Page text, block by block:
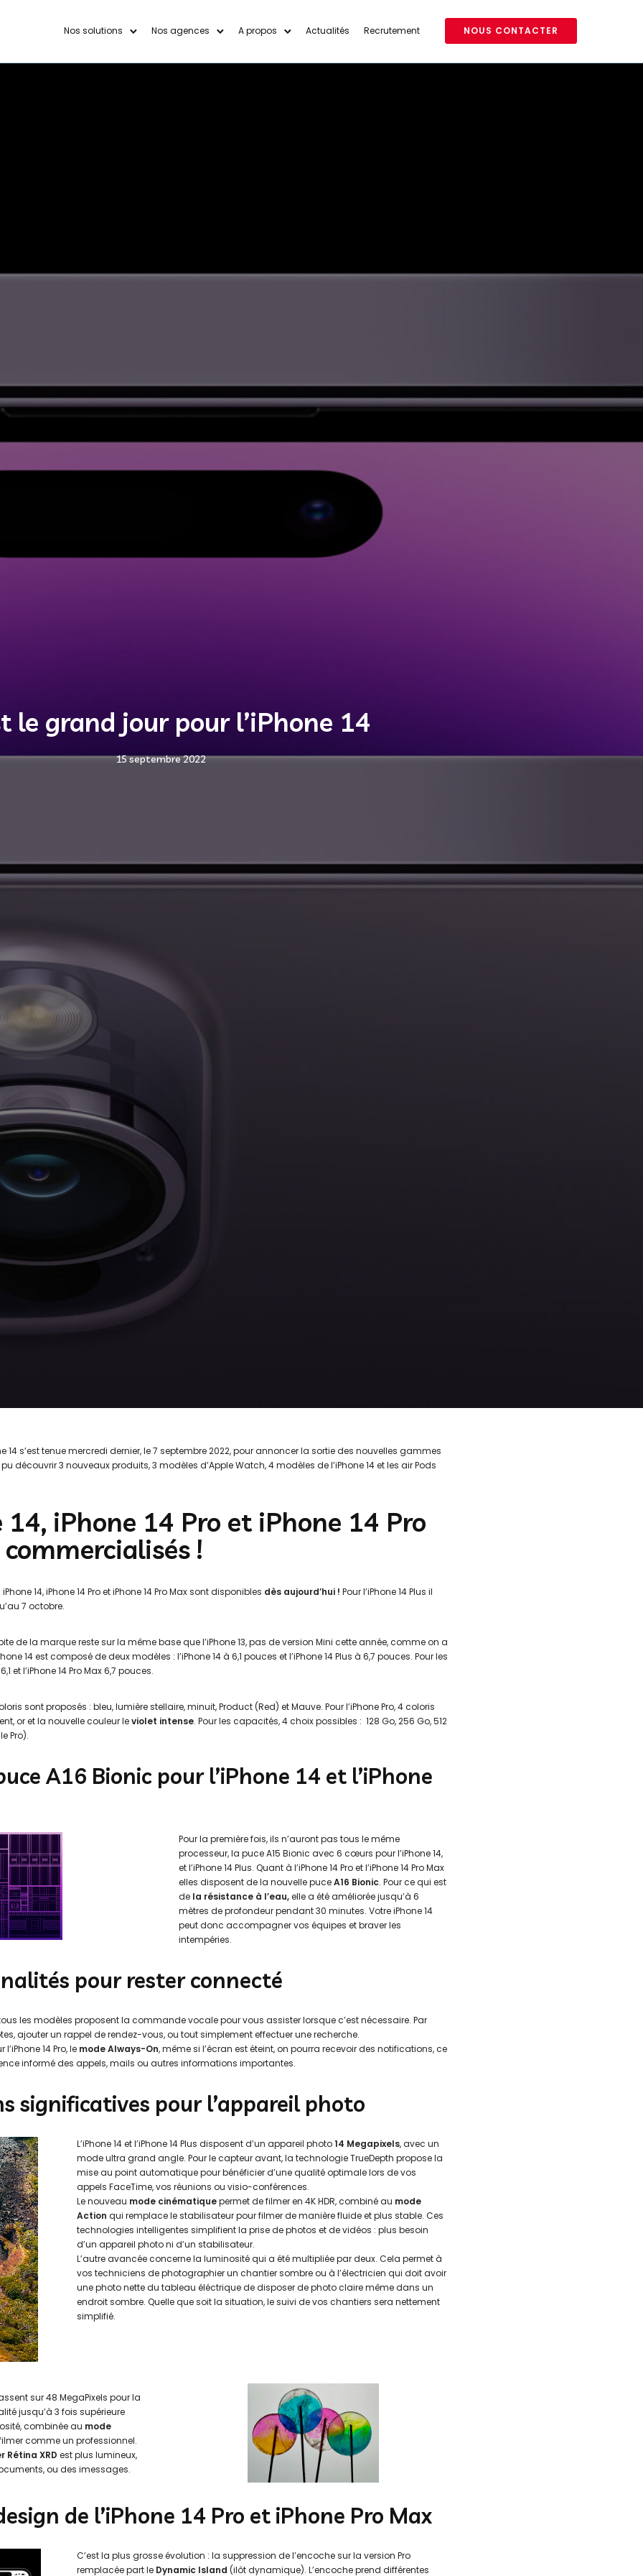
Nos solutions Nos agences A propos Actualités Recrutement NOUS CONTACTER
le grand jour pour l’iPhone 14
15 septembre 2022
14 s’est tenue mercredi dernier, le 7 septembre 2022, pour annoncer la sortie des nouvelles gammes
découvrir 3 nouveaux produits, 3 modèles d’Apple Watch, 4 modèles de l’iPhone 14 et les air Pods
14, iPhone 14 Pro et iPhone 14 Pro
!
14, iPhone 14 Pro et iPhone 14 Pro Max sont disponibles dès aujourd’hui ! Pour l’iPhone 14 Plus il
7 octobre.
de la marque reste sur la même base que l’iPhone 13, pas de version Mini cette année, comme on a
14 est composé de deux modèles : l’iPhone 14 à 6,1 pouces et l’iPhone 14 Plus à 6,7 pouces. Pour les
et l’iPhone 14 Pro Max 6,7 pouces.
sont proposés : bleu, lumière stellaire, minuit, Product (Red) et Mauve. Pour l’iPhone Pro, 4 coloris
or et la nouvelle couleur leviolet intense. Pour les capacités, 4 choix possibles : 128 Go, 256 Go, 512
Pro).
A16 Bionic pour l’iPhone 14 et l’iPhone
Pour la première fois, ils n’auront pas tous le même
processeur, la puce A15 Bionic avec 6 cœurs pour l’iPhone 14,
et l’iPhone 14 Plus. Quant à l’iPhone 14 Pro et l’iPhone 14 Pro Max
elles disposent de la nouvelle puceA16 Bionic. Pour ce qui est
de la résistance à l’eau,elle a été améliorée jusqu’à 6
mètres de profondeur pendant 30 minutes. Votre iPhone 14
peut donc accompagner vos équipes et braver les
intempéries.
pour rester connecté
les modèles proposent la commande vocale pour vous assister lorsque c’est nécessaire. Par
ajouter un rappel de rendez-vous, ou tout simplement effectuer une recherche.
14 Pro, le mode Always-On, même si l’écran est éteint, on pourra recevoir des notifications, ce
informé des appels, mails ou autres informations importantes.
significatives pour l’appareil photo
L’iPhone 14 et l’iPhone 14 Plus disposent d’un appareil photo14 Megapixels, avec un
mode ultra grand angle. Pour le capteur avant, la technologie TrueDepth propose la
mise au point automatique pour bénéficier d’une qualité optimale lors de vos
appels FaceTime, vos réunions ou visio-conférences.
Le nouveau mode cinématiquepermet de filmer en 4K HDR, combiné au mode
Action qui remplace le stabilisateur pour filmer de manière fluide et plus stable. Ces
technologies intelligentes simplifient la prise de photos et de vidéos : plus besoin
d’un appareil photo ni d’un stabilisateur.
L’autre avancée concerne la luminosité qui a été multipliée par deux. Cela permet à
vos techniciens de photographier un chantier sombre ou à l’électricien qui doit avoir
une photo nette du tableau éléctrique de disposer de photo claire même dans un
endroit sombre. Quelle que soit la situation, le suivi de vos chantiers sera nettement
simplifié.
sur 48 MegaPixels pour la
jusqu’à 3 fois supérieure
combinée au mode
comme un professionnel.
Rétina XRD est plus lumineux,
ou des imessages.
de l’iPhone 14 Pro et iPhone Pro Max
C’est la plus grosse évolution : la suppression de l’encoche sur la version Pro
remplacée part le Dynamic Island (ilôt dynamique). L’encoche prend différentes